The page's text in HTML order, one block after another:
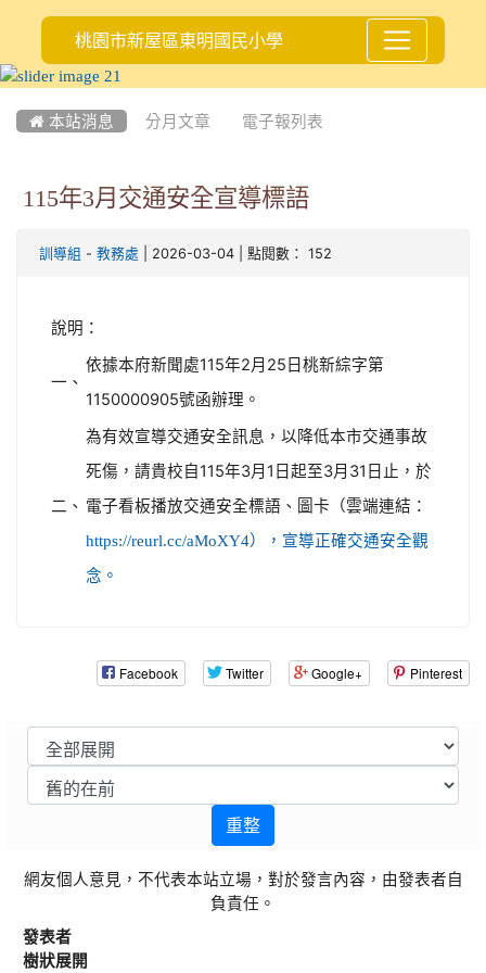
桃園市新屋區東明國民小學
 本站消息 分月文章 電子報列表
115年3月交通安全宣導標語
訓導組 - 教務處 | 2026-03-04 | 點閱數： 152
說明：
一、
依據本府新聞處115年2月25日桃新綜字第
1150000905號函辦理。
二、
為有效宣導交通安全訊息，以降低本市交通事故
死傷，請貴校自115年3月1日起至3月31日止，於
電子看板播放交通安全標語、圖卡（雲端連結：
https://reurl.cc/aMoXY4），宣導正確交通安全觀
念。
Facebook Twitter Google+ Pinterest
重整
網友個人意見，不代表本站立場，對於發言內容，由發表者自
負責任。
發表者
樹狀展開